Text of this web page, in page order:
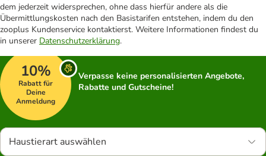
dem jederzeit widersprechen, ohne dass hierfür andere als die
Übermittlungskosten nach den Basistarifen entstehen, indem du den
zooplus Kundenservice kontaktierst. Weitere Informationen findest du
in unserer Datenschutzerklärung.
10%
Rabatt für
Deine
Anmeldung
Verpasse keine personalisierten Angebote,
Rabatte und Gutscheine!
Haustierart auswählen